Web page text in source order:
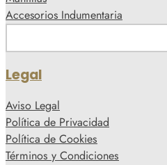
Accesorios Indumentaria
u
c
a
r
Legal
Aviso Legal
Política de Privacidad
Política de Cookies
Términos y Condiciones